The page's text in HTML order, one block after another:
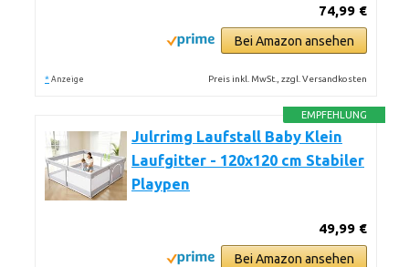
74,99 €
Bei Amazon ansehen
* Anzeige Preis inkl. MwSt., zzgl. Versandkosten
EMPFEHLUNG
Julrrimg Laufstall Baby Klein
Laufgitter - 120x120 cm Stabiler
Playpen
49,99 €
Bei Amazon ansehen